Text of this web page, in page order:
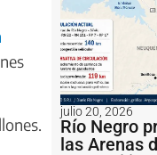
julio 20, 2026
Río Negro
las Arenas